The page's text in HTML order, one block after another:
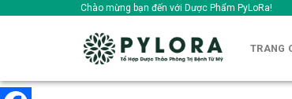
Chào mừng bạn đến với Dược Phẩm PyLoRa!
TRANG